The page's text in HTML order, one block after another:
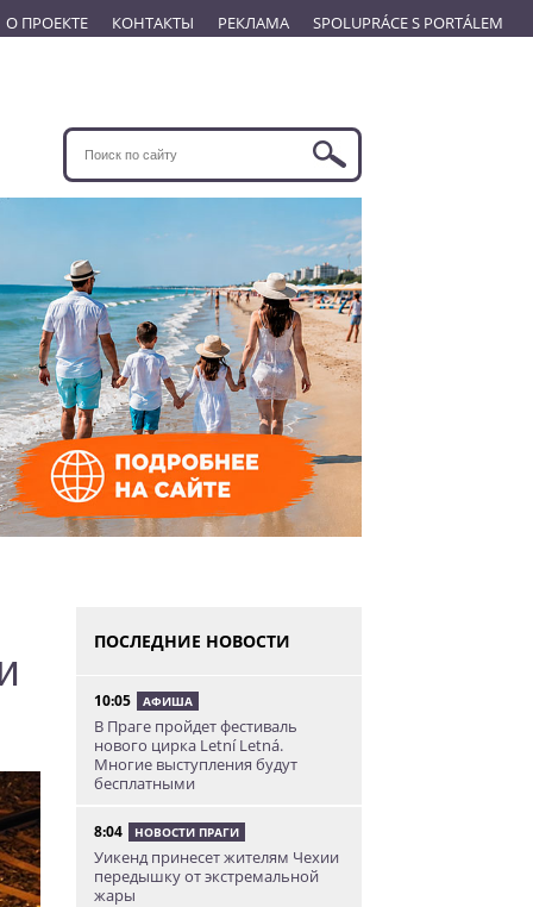
О ПРОЕКТЕ КОНТАКТЫ РЕКЛАМА SPOLUPRÁCE S PORTÁLEM
ПОСЛЕДНИЕ НОВОСТИ
10:05 АФИША
В Праге пройдет фестиваль
нового цирка Letní Letná.
Многие выступления будут
бесплатными
8:04 НОВОСТИ ПРАГИ
Уикенд принесет жителям Чехии
передышку от экстремальной
жары